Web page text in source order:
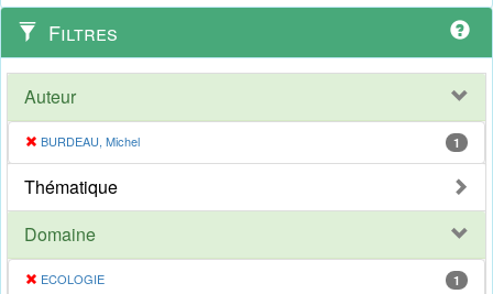
Filtres
Auteur
BURDEAU, Michel 1
Thématique
Domaine
ECOLOGIE 1